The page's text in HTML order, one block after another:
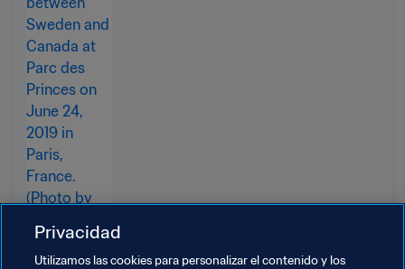
Privacidad
Utilizamos las cookies para personalizar el contenido y los